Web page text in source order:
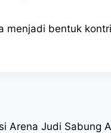
menjadi bentuk
Arena Judi Sabung